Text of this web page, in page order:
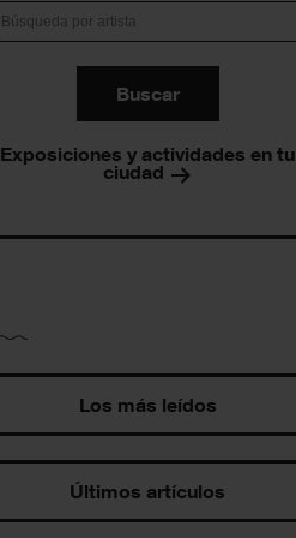
Buscar
Exposiciones y actividades en tu
ciudad
Los más leídos
Últimos artículos